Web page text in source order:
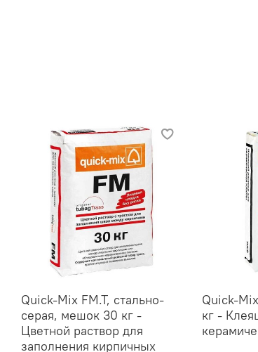
Quick-Mix FM.T, стально-
серая, мешок 30 кг -
Цветной раствор для
заполнения кирпичных
Quick-
кг -